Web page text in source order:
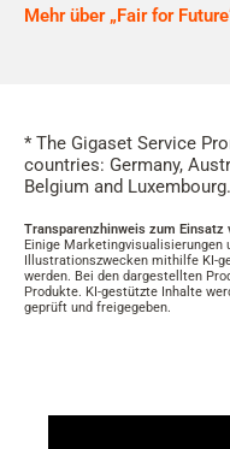
Mehr über „Fair for
* The Gigaset Service
countries: Germany,
Belgium and Luxembourg.
Transparenzhinweis zum Einsatz
Einige Marketingvisualisierungen
Illustrationszwecken mithilfe KI-
werden. Bei den dargestellten
Produkte. KI-gestützte Inhalte
geprüft und freigegeben.